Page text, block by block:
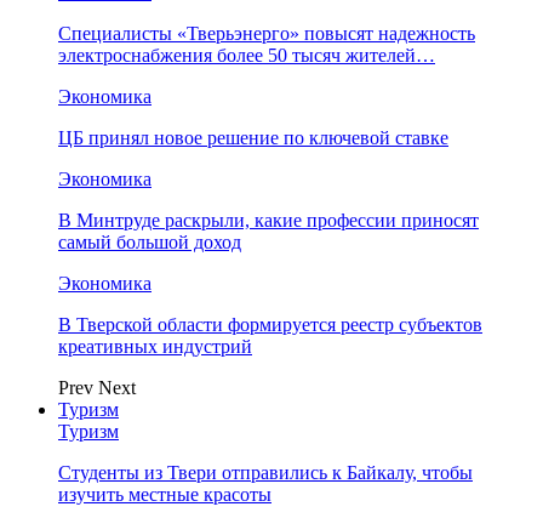
Специалисты «Тверьэнерго» повысят надежность
электроснабжения более 50 тысяч жителей…
Экономика
ЦБ принял новое решение по ключевой ставке
Экономика
В Минтруде раскрыли, какие профессии приносят
самый большой доход
Экономика
В Тверской области формируется реестр субъектов
креативных индустрий
Prev Next
Туризм
Туризм
Студенты из Твери отправились к Байкалу, чтобы
изучить местные красоты